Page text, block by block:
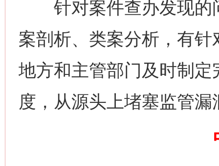
针对案件查办发现的
案剖析、类案分析，有
地方和主管部门及时制
度，从源头上堵塞监管